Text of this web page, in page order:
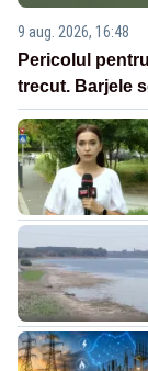
9 aug. 2026, 16:48
Pericolul
trecut. Barjele